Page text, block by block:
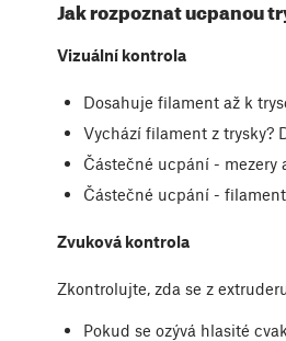
Jak rozpoznat ucpanou
Vizuální kontrola
Dosahuje filament až k
Vychází filament z trysky?
Částečné ucpání - mezery
Částečné ucpání -
Zvuková kontrola
Zkontrolujte, zda se z
Pokud se ozývá hlasité